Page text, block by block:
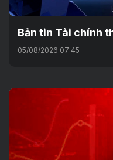
Bản tin Tài chính
05/08/2026 07:45